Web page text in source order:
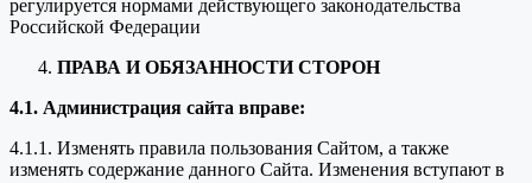
регулируется нормами действующего законодательства
Российской Федерации
ПРАВА И ОБЯЗАННОСТИ СТОРОН
4.1. Администрация сайта вправе:
4.1.1. Изменять правила пользования Сайтом, а также
изменять содержание данного Сайта. Изменения вступают в